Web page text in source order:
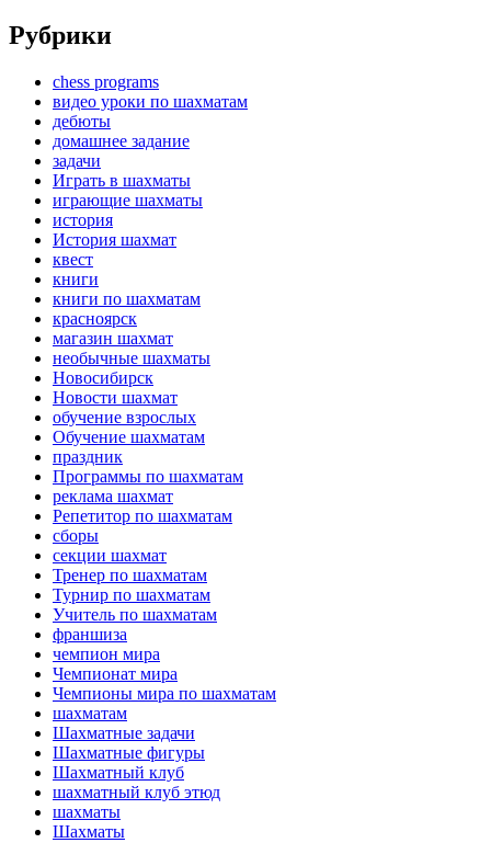
Рубрики
chess programs
видео уроки по шахматам
дебюты
домашнее задание
задачи
Играть в шахматы
играющие шахматы
история
История шахмат
квест
книги
книги по шахматам
красноярск
магазин шахмат
необычные шахматы
Новосибирск
Новости шахмат
обучение взрослых
Обучение шахматам
праздник
Программы по шахматам
реклама шахмат
Репетитор по шахматам
сборы
секции шахмат
Тренер по шахматам
Турнир по шахматам
Учитель по шахматам
франшиза
чемпион мира
Чемпионат мира
Чемпионы мира по шахматам
шахматам
Шахматные задачи
Шахматные фигуры
Шахматный клуб
шахматный клуб этюд
шахматы
Шахматы